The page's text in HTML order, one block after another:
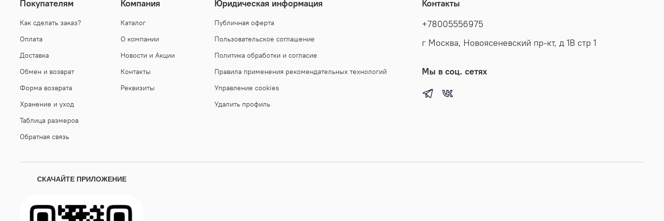
использования. Куртка осенняя весенняя женская произведена
в Турции по последнему слову технологий. Благодаря опыту
высочайшим качеством и сочетает в себе стиль и надежность.
отличается от текстильных и джинсовых моделей своим
благородным видом и прочностью, легко обеспечивают защиту
от непогоды осенью и летом. Предлагаем широкий выбор
Покупателям
Как сделать заказ?
Оплата
Доставка
Обмен и возврат
Форма возврата
Хранение и уход
Таблица размеров
Обратная связь
Компания
Каталог
О компании
Новости и Акции
Контакты
Реквизиты
Юридическая информация
Публичная оферта
Пользовательское соглашение
Политика обработки и согласие
Правила применения рекомендательных технологий
Управление cookies
Удалить профиль
Контакты
+78005556975
г Москва, Новоясеневский пр-кт, д 1В стр 1
Мы в соц. сетях
СКАЧАЙТЕ ПРИЛОЖЕНИЕ